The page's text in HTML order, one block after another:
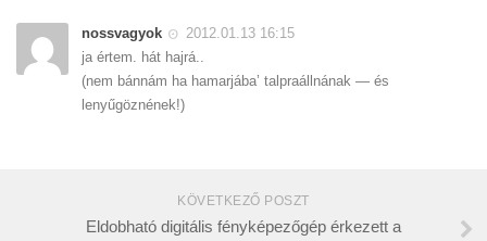
nossvagyok
2012.01.13 16:15
ja értem. hát hajrá..
(nem bánnám ha hamarjába’ talpraállnának — és
lenyűgöznének!)
KÖVETKEZŐ POSZT
Eldobható digitális fényképezőgép érkezett a